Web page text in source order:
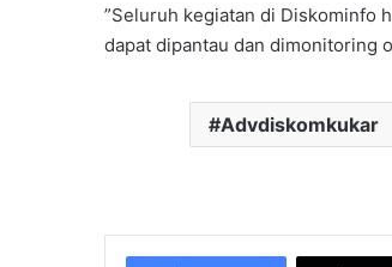
”Seluruh kegiatan di Diskominfo
dapat dipantau dan dimonitoring
Advdiskomkukar